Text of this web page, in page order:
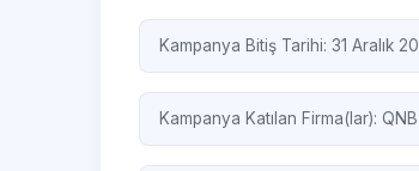
Kampanya Bitiş Tarihi: 31 Aralık
Kampanya Katılan Firma(lar):